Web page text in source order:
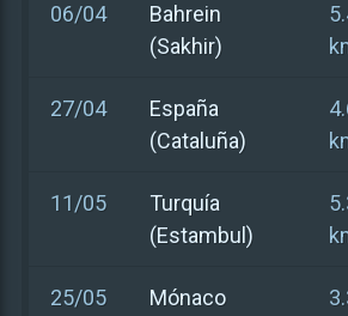
06/04
Bahrein
(Sakhir)
27/04
España
(Cataluña)
11/05
Turquía
(Estambul)
25/05
Mónaco